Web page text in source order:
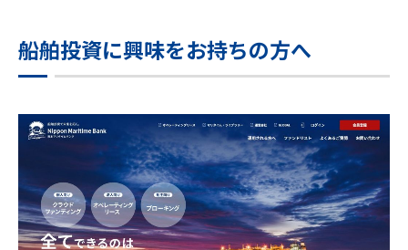
船舶投資に興味をお持ちの方へ